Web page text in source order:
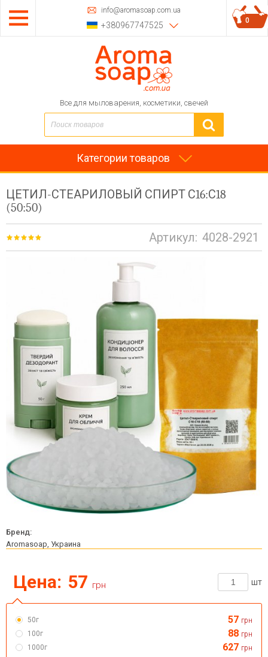
info@aromasoap.com.ua
+380967747525
Все для мыловарения, косметики, свечей
0
Категории товаров
ЦЕТИЛ-СТЕАРИЛОВЫЙ СПИРТ С16:С18
(50:50)
Артикул: 4028-2921
Бренд:
Aromasoap, Украина
Цена: 57 грн шт
50г 57 грн
100г
88 грн
1000г
627 грн